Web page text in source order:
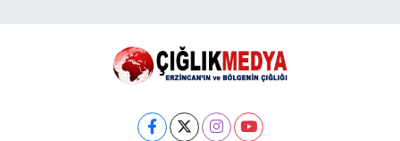
Uçtu, 2 Kişi
Yaralandı